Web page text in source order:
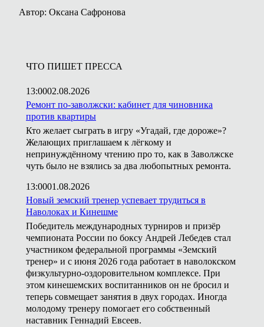
Автор: Оксана Сафронова
ЧТО ПИШЕТ ПРЕССА
13:0002.08.2026
Ремонт по-заволжски: кабинет для чиновника
против квартиры
Кто желает сыграть в игру «Угадай, где дороже»?
Желающих приглашаем к лёгкому и
непринуждённому чтению про то, как в Заволжске
чуть было не взялись за два любопытных ремонта.
13:0001.08.2026
Новый земский тренер успевает трудиться в
Наволоках и Кинешме
Победитель международных турниров и призёр
чемпионата России по боксу Андрей Лебедев стал
участником федеральной программы «Земский
тренер» и с июня 2026 года работает в наволокском
физкультурно-оздоровительном комплексе. При
этом кинешемских воспитанников он не бросил и
теперь совмещает занятия в двух городах. Иногда
молодому тренеру помогает его собственный
наставник Геннадий Евсеев.